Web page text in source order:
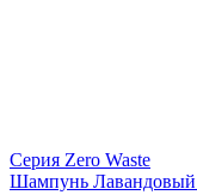
Серия Zero Waste
Шампунь Лавандовый